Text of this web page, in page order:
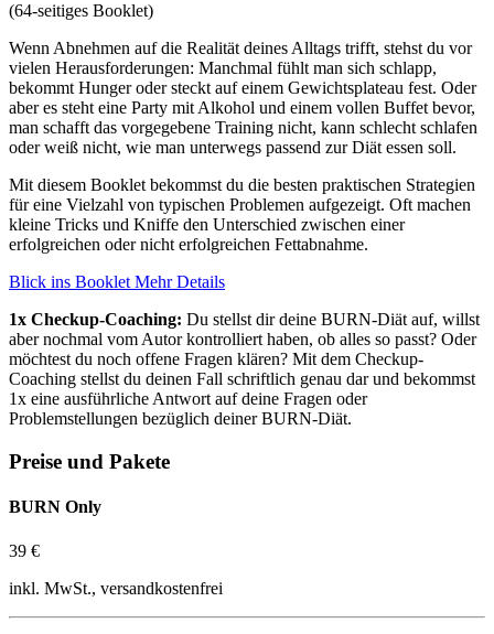
(64-seitiges Booklet)
Wenn Abnehmen auf die Realität deines Alltags trifft, stehst du vor
vielen Herausforderungen: Manchmal fühlt man sich schlapp,
bekommt Hunger oder steckt auf einem Gewichtsplateau fest. Oder
aber es steht eine Party mit Alkohol und einem vollen Buffet bevor,
man schafft das vorgegebene Training nicht, kann schlecht schlafen
oder weiß nicht, wie man unterwegs passend zur Diät essen soll.
Mit diesem Booklet bekommst du die besten praktischen Strategien
für eine Vielzahl von typischen Problemen aufgezeigt. Oft machen
kleine Tricks und Kniffe den Unterschied zwischen einer
erfolgreichen oder nicht erfolgreichen Fettabnahme.
Blick ins BookletMehr Details
1x Checkup-Coaching: Du stellst dir deine BURN-Diät auf, willst
aber nochmal vom Autor kontrolliert haben, ob alles so passt? Oder
möchtest du noch offene Fragen klären? Mit dem Checkup-
Coaching stellst du deinen Fall schriftlich genau dar und bekommst
1x eine ausführliche Antwort auf deine Fragen oder
Problemstellungen bezüglich deiner BURN-Diät.
Preise und Pakete
BURN Only
39 €
inkl. MwSt., versandkostenfrei